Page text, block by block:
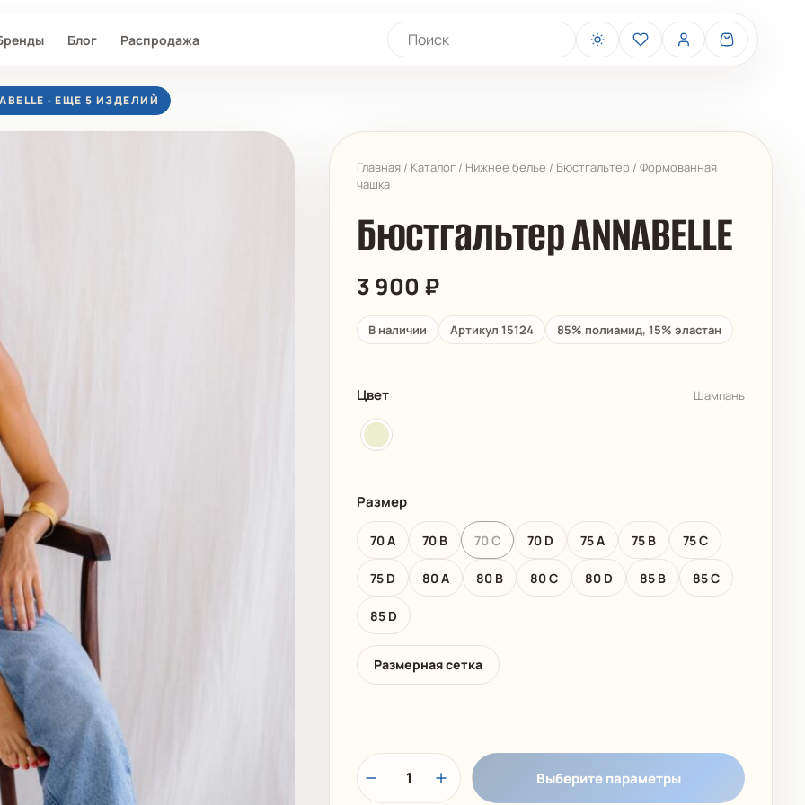
Блог Распродажа Поиск товаров
· ЕЩЕ 5 ИЗДЕЛИЙ
Главная / Каталог / Нижнее белье / Бюстгальтер /Формованная
чашка
Бюстгальтер ANNABELLE
3 900 ₽
В наличии Артикул 15124 85% полиамид, 15% эластан
Цвет Шампань
Размер
70 A 70 B 70 C 70 D 75 A 75 B 75 C
75 D 80 A 80 B 80 C 80 D 85 B 85 C
85 D
Размерная сетка
1 Выберите параметры